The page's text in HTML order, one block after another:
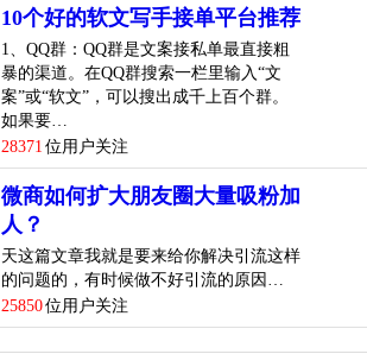
10个好的软文写手接单平台推荐
1、QQ群：QQ群是文案接私单最直接粗
暴的渠道。在QQ群搜索一栏里输入“文
案”或“软文”，可以搜出成千上百个群。
如果要…
28371 位用户关注
微商如何扩大朋友圈大量吸粉加
人？
天这篇文章我就是要来给你解决引流这样
的问题的，有时候做不好引流的原因…
25850位用户关注